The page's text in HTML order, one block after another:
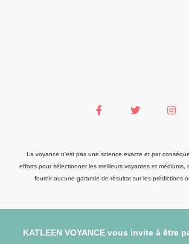
La voyance n'est pas une science exacte et par
efforts pour sélectionner les meilleurs voyantes et médiums,
fournir aucune garantie de résultat sur les prédictions
KATLEEN VOYANCE vous invite à être